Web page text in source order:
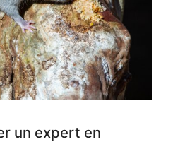
un expert en